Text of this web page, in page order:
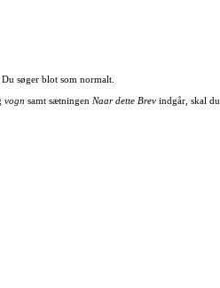
søger blot som normalt.
vogn samt sætningen Naar dette Brevindgår, skal du